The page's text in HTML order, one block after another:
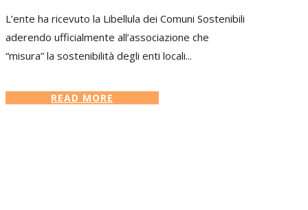
L’ente ha ricevuto la Libellula dei Comuni Sostenibili
aderendo ufficialmente all’associazione che
“misura” la sostenibilità degli enti locali...
READ MORE